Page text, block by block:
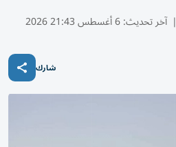
| آخر تحديث:6 أغسطس 21:43 2026
شارك